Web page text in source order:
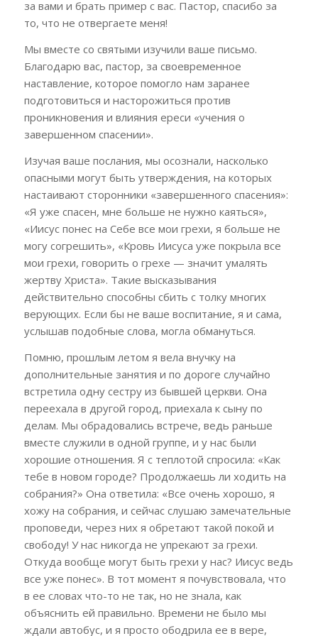
за вами и брать пример с вас. Пастор, спасибо за
то, что не отвергаете меня!
Мы вместе со святыми изучили ваше письмо.
Благодарю вас, пастор, за своевременное
наставление, которое помогло нам заранее
подготовиться и насторожиться против
проникновения и влияния ереси «учения о
завершенном спасении».
Изучая ваше послания, мы осознали, насколько
опасными могут быть утверждения, на которых
настаивают сторонники «завершенного спасения»:
«Я уже спасен, мне больше не нужно каяться»,
«Иисус понес на Себе все мои грехи, я больше не
могу согрешить», «Кровь Иисуса уже покрыла все
мои грехи, говорить о грехе — значит умалять
жертву Христа». Такие высказывания
действительно способны сбить с толку многих
верующих. Если бы не ваше воспитание, я и сама,
услышав подобные слова, могла обмануться.
Помню, прошлым летом я вела внучку на
дополнительные занятия и по дороге случайно
встретила одну сестру из бывшей церкви. Она
переехала в другой город, приехала к сыну по
делам. Мы обрадовались встрече, ведь раньше
вместе служили в одной группе, и у нас были
хорошие отношения. Я с теплотой спросила: «Как
тебе в новом городе? Продолжаешь ли ходить на
собрания?» Она ответила: «Все очень хорошо, я
хожу на собрания, и сейчас слушаю замечательные
проповеди, через них я обретают такой покой и
свободу! У нас никогда не упрекают за грехи.
Откуда вообще могут быть грехи у нас? Иисус ведь
все уже понес». В тот момент я почувствовала, что
в ее словах что-то не так, но не знала, как
объяснить ей правильно. Времени не было мы
ждали автобус, и я просто ободрила ее в вере,